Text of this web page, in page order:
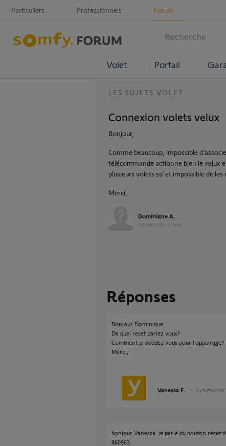
Particuliers Professionnels Forum
Volet Portail
LES SUJETS VOLET
Connexion volets velux
Bonjour,
Comme beaucoup, impossible
télécommande actionne bien le velux
plusieurs volets ssl et impossible de les
Merci,
Dominique A.
il y a environ 2 mois
Réponses
Bonjour Dominique,
De quel reset parlez vous?
Comment procédez vous pour l'appairage?
Merci,
Vanessa F. il y a environ
bonjour Vanessa, je parle du bouton reset
860963.